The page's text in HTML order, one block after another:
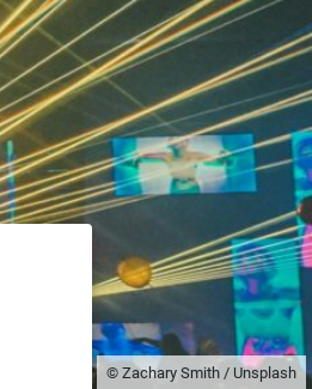
© Zachary Smith / Unsplash